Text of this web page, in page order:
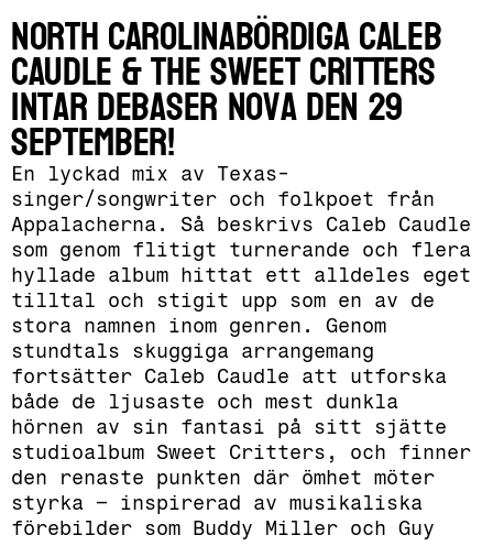
North Carolinabördiga Caleb
Caudle & The Sweet Critters
intar Debaser Nova den 29
september!
En lyckad mix av Texas-
singer/songwriter och folkpoet från
Appalacherna. Så beskrivs Caleb Caudle
som genom flitigt turnerande och flera
hyllade album hittat ett alldeles eget
tilltal och stigit upp som en av de
stora namnen inom genren. Genom
stundtals skuggiga arrangemang
fortsätter Caleb Caudle att utforska
både de ljusaste och mest dunkla
hörnen av sin fantasi på sitt sjätte
studioalbum Sweet Critters, och finner
den renaste punkten där ömhet möter
styrka – inspirerad av musikaliska
förebilder som Buddy Miller och Guy